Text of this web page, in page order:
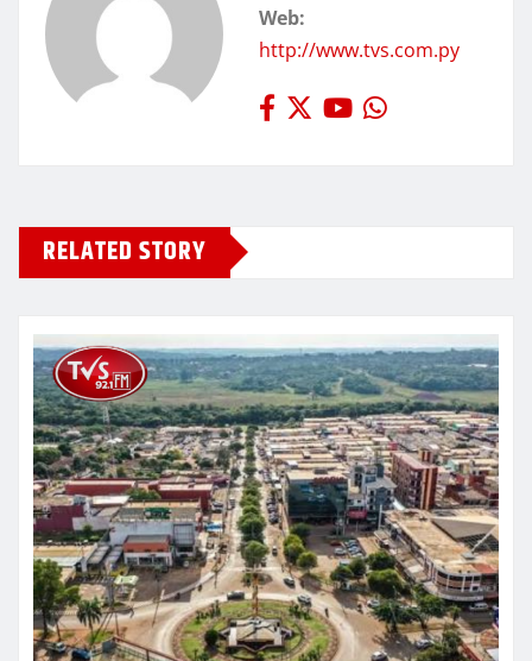
Web:
http://www.tvs.com.py
RELATED STORY